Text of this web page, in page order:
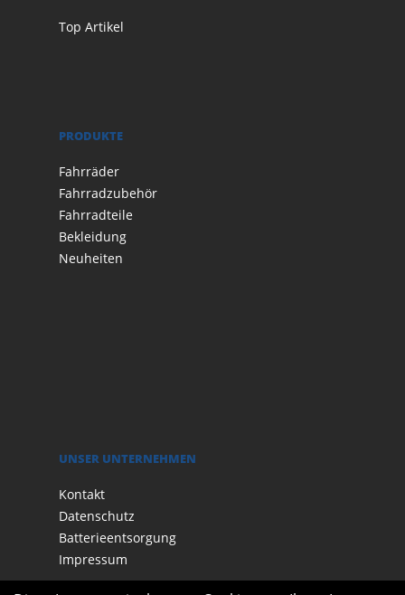
Top Artikel
PRODUKTE
Fahrräder
Fahrradzubehör
Fahrradteile
Bekleidung
Neuheiten
UNSER UNTERNEHMEN
Kontakt
Datenschutz
Batterieentsorgung
Impressum